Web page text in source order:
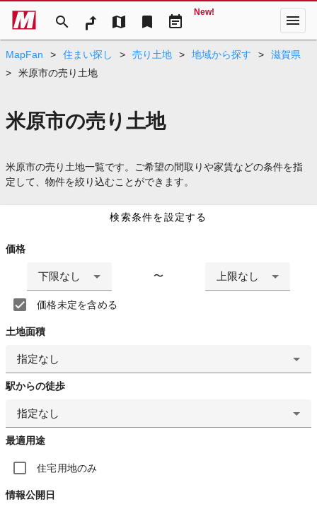
search map bookmark event_note
New! menu
MapFan > 住まい探し > 売り土地 > 地域から探す >
滋賀県
>
米原市の売り土地
米原市の売り土地
米原市の売り土地一覧です。ご希望の間取りや家賃などの条件を指
定して、物件を絞り込むことができます。
検索条件を設定する
価格
下限なし 〜 上限なし
価格未定を含める
土地面積
指定なし
駅からの徒歩
指定なし
最適用途
住宅用地のみ
情報公開日